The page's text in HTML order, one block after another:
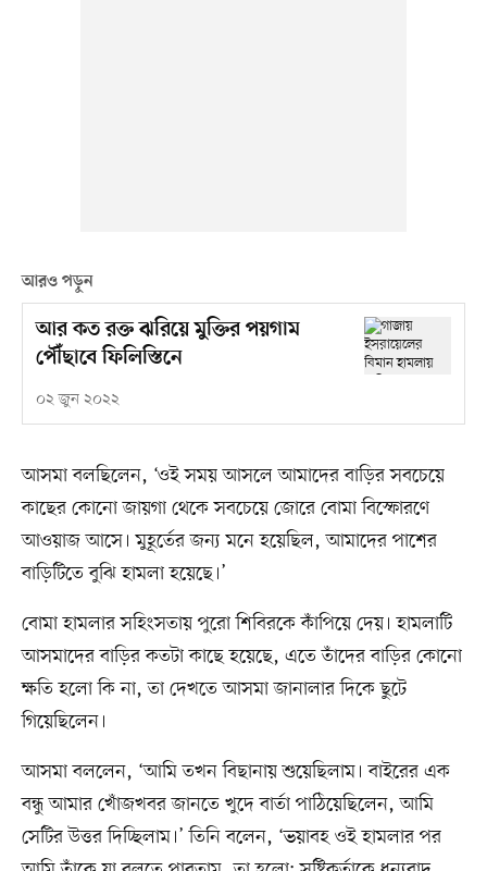
আরও পড়ুন
আর কত রক্ত ঝরিয়ে মুক্তির পয়গাম
পৌঁছাবে ফিলিস্তিনে
০২ জুন ২০২২
আসমা বলছিলেন, ‘ওই সময় আসলে আমাদের বাড়ির সবচেয়ে
কাছের কোনো জায়গা থেকে সবচেয়ে জোরে বোমা বিস্ফোরণে
আওয়াজ আসে। মুহূর্তের জন্য মনে হয়েছিল, আমাদের পাশের
বাড়িটিতে বুঝি হামলা হয়েছে।’
বোমা হামলার সহিংসতায় পুরো শিবিরকে কাঁপিয়ে দেয়। হামলাটি
আসমাদের বাড়ির কতটা কাছে হয়েছে, এতে তাঁদের বাড়ির কোনো
ক্ষতি হলো কি না, তা দেখতে আসমা জানালার দিকে ছুটে
গিয়েছিলেন।
আসমা বললেন, ‘আমি তখন বিছানায় শুয়েছিলাম। বাইরের এক
বন্ধু আমার খোঁজখবর জানতে খুদে বার্তা পাঠিয়েছিলেন, আমি
সেটির উত্তর দিচ্ছিলাম।’ তিনি বলেন, ‘ভয়াবহ ওই হামলার পর